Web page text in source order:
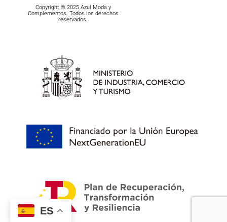
Copyright © 2025 Azul Moda y
Complementos. Todos los derechos
reservados.
ES